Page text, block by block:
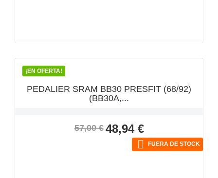
¡EN OFERTA!
VISTA RÁPIDA
PEDALIER SRAM BB30 PRESFIT (68/92)
(BB30A,...
Precio
57,00 € Precio
48,94 €
 FUERA DE STOCK